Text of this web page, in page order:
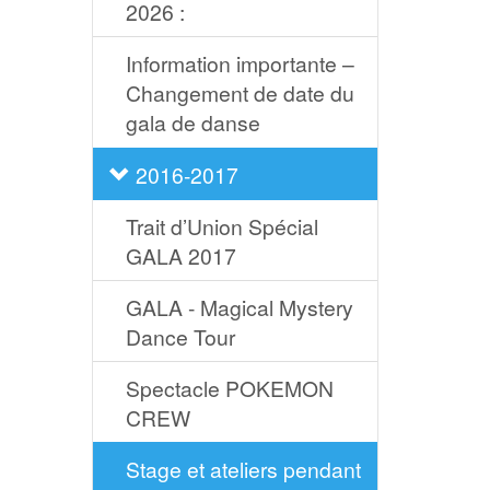
2026 :
Information importante –
Changement de date du
gala de danse
2016-2017
Trait d’Union Spécial
GALA 2017
GALA - Magical Mystery
Dance Tour
Spectacle POKEMON
CREW
Stage et ateliers pendant